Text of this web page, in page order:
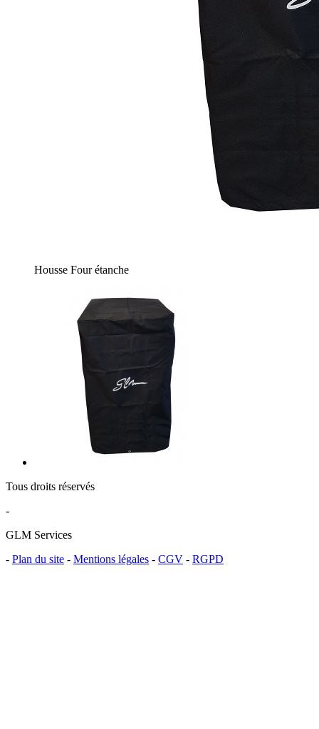
Housse Four étanche
Tous droits réservés
-
GLM Services
- Plan du site - Mentions légales - CGV - RGPD